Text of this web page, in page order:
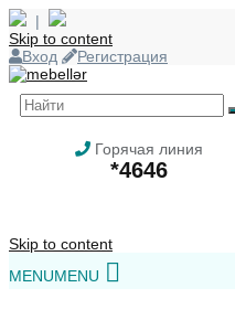
|
Skip to content
Вход
Регистрация
Горячая линия
*4646
Skip to content
MENUMENU